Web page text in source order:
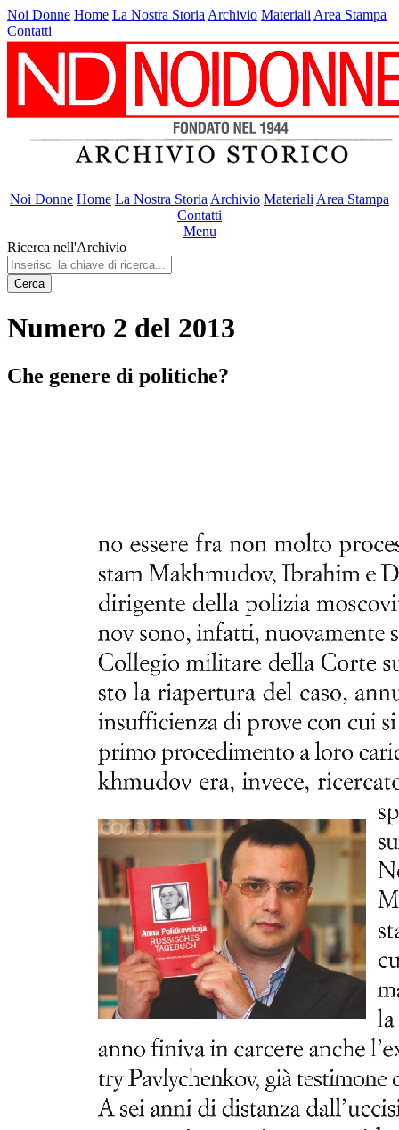
Noi Donne Home La Nostra Storia Archivio Materiali Area Stampa
Contatti
Noi Donne Home La Nostra Storia Archivio Materiali Area Stampa
Contatti
Menu
Ricerca nell'Archivio
Cerca
Numero 2 del 2013
Che genere di politiche?